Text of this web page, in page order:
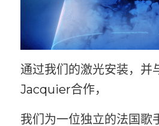
通过我们的激光安装，并
Jacquier合作，
我们为一位独立的法国歌